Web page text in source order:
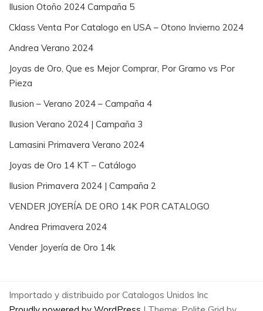
Ilusion Otoño 2024 Campaña 5
Cklass Venta Por Catalogo en USA – Otono Invierno 2024
Andrea Verano 2024
Joyas de Oro, Que es Mejor Comprar, Por Gramo vs Por
Pieza
Ilusion – Verano 2024 – Campaña 4
Ilusion Verano 2024 | Campaña 3
Lamasini Primavera Verano 2024
Joyas de Oro 14 KT – Catálogo
Ilusion Primavera 2024 | Campaña 2
VENDER JOYERÍA DE ORO 14K POR CATALOGO
Andrea Primavera 2024
Vender Joyería de Oro 14k
Importado y distribuido por Catalogos Unidos Inc